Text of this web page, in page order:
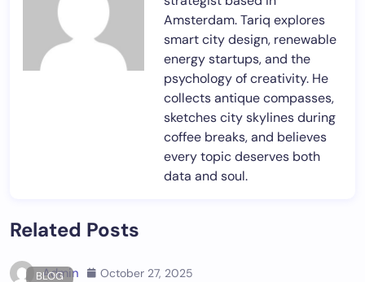
Amsterdam. Tariq explores
smart city design, renewable
energy startups, and the
psychology of creativity. He
collects antique compasses,
sketches city skylines during
coffee breaks, and believes
every topic deserves both
data and soul.
Related Posts
BLOG
Admin October 27, 2025